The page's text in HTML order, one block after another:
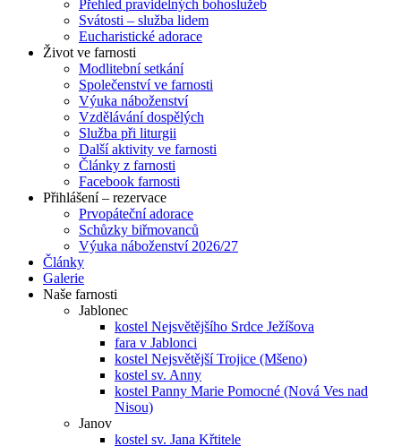
Přehled pravidelných bohoslužeb
Svátosti – služba lidem
Eucharistické adorace
Život ve farnosti
Modlitební setkání
Společenství ve farnosti
Výuka náboženství
Vzdělávání dospělých
Služba při liturgii
Další aktivity ve farnosti
Články z farnosti
Facebook farnosti
Přihlášení – rezervace
Prvopáteční adorace
Schůzky biřmovanců
Výuka náboženství 2026/27
Články
Galerie
Naše farnosti
Jablonec
kostel Nejsvětějšího Srdce Ježíšova
fara v Jablonci
kostel Nejsvětější Trojice (Mšeno)
kostel sv. Anny
kostel Panny Marie Pomocné (Nová Ves nad
Nisou)
Janov
kostel sv. Jana Křtitele